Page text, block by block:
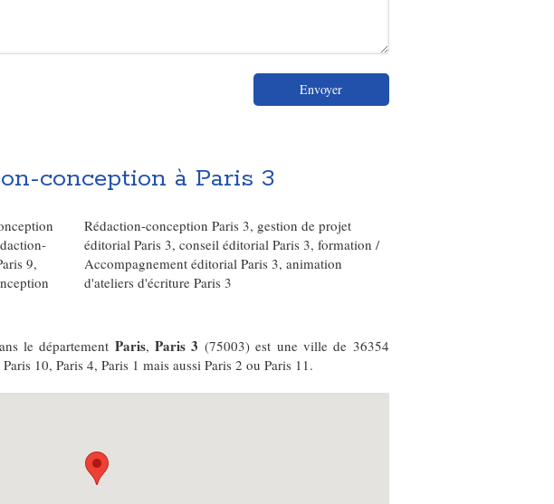
Envoyer
conception à Paris 3
9,
Rédaction-conception Paris 3, gestion de projet
éditorial Paris 3, conseil éditorial Paris 3, formation /
Accompagnement éditorial Paris 3, animation
d'ateliers d'écriture Paris 3
le département Paris,Paris 3 (75003) est une ville de 36354
10, Paris 4, Paris 1 mais aussi Paris 2 ou Paris 11.